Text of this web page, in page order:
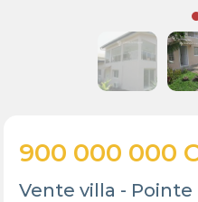
900 000 000
Vente villa - Pointe